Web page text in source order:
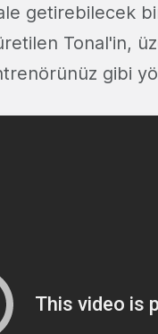
getirebilecek
Tonal'in,
gibi